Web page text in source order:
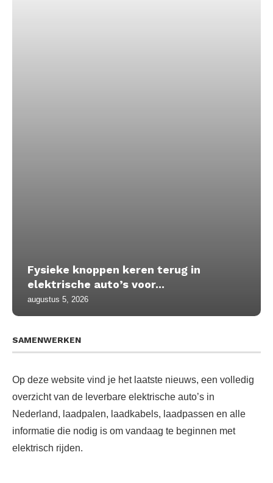
Fysieke knoppen keren terug in
elektrische auto’s voor...
augustus 5, 2026
SAMENWERKEN
Op deze website vind je het laatste nieuws, een volledig
overzicht van de leverbare elektrische auto’s in
Nederland, laadpalen, laadkabels, laadpassen en alle
informatie die nodig is om vandaag te beginnen met
elektrisch rijden.